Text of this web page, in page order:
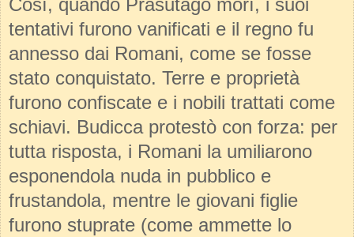
Così, quando Prasutago morì, i suoi
tentativi furono vanificati e il regno fu
annesso dai Romani, come se fosse
stato conquistato. Terre e proprietà
furono confiscate e i nobili trattati come
schiavi. Budicca protestò con forza: per
tutta risposta, i Romani la umiliarono
esponendola nuda in pubblico e
frustandola, mentre le giovani figlie
furono stuprate (come ammette lo